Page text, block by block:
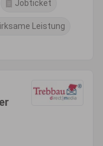
Jobticket
Leistung